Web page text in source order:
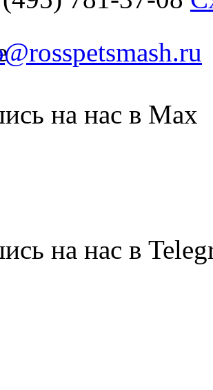
на нас в Max
на нас в